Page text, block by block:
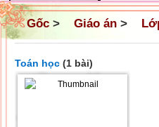
Gốc > Giáo án >
Toán học (1 bài)